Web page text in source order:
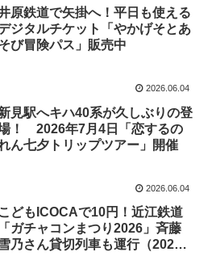
原鉄道で矢掛へ！平日も使える
ジタルチケット「やかげそとあ
び冒険パス」販売中
2026.06.04
見駅へキハ40系が久しぶりの登
！ 2026年7月4日「恋するの
ん七夕トリップツアー」開催
2026.06.04
こどもICOCAで10円！近江鉄道
「ガチャコンまつり2026」斉藤
乃さん貸切列車も運行（2026